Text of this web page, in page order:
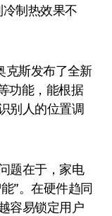
制热效果不
克斯发布了全新
功能，能根据
别人的位置调
题在于，家电
”。在硬件趋同
容易锁定用户